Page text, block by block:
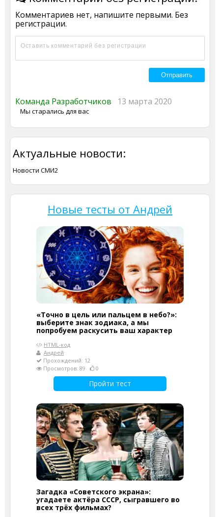
Комментариев нет, напишите первыми. Без
регистрации.
Команда Разработчиков 13 марта 2020
Мы старались для вас
Актуальные новости:
Новости СМИ2
Новые тесты от Андрей
«Точно в цель или пальцем в небо?»:
выберите знак зодиака, а мы
попробуем раскусить ваш характер
HTML-код
Андрей
Прохождений: 12
Просмотров: 89
0
Пройти тест
Загадка «Советского экрана»:
угадаете актёра СССР, сыгравшего во
всех трёх фильмах?